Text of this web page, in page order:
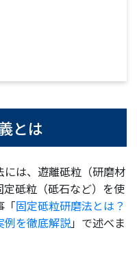
とは
は、遊離砥粒（研磨材
砥粒（砥石など）を使
「固定砥粒研磨法とは？
例を徹底解説」で述べま